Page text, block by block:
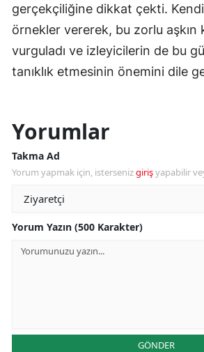
gerçekçiliğine dikkat çekti. Kendi
örnekler vererek, bu zorlu aşkın
vurguladı ve izleyicilerin de bu
tanıklık etmesinin önemini dile
Yorumlar
Takma Ad
Yorum yapmak için, istersenizgirişyapabilir
Yorum Yazın (500 Karakter)
GÖNDER